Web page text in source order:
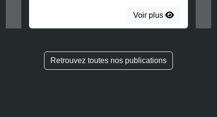
Voir plus
Retrouvez toutes nos publications